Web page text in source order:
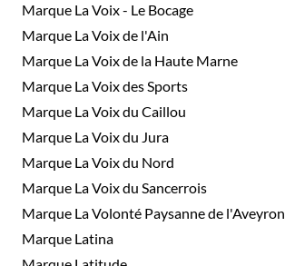
Marque La Voix - Le Bocage
Marque La Voix de l'Ain
Marque La Voix de la Haute Marne
Marque La Voix des Sports
Marque La Voix du Caillou
Marque La Voix du Jura
Marque La Voix du Nord
Marque La Voix du Sancerrois
Marque La Volonté Paysanne de l'Aveyron
Marque Latina